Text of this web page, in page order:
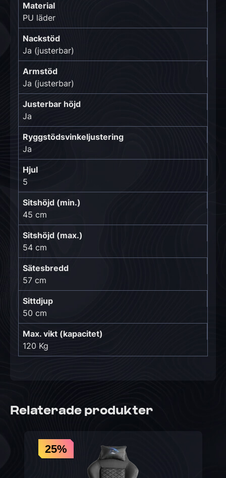
Material
PU läder
Nackstöd
Ja (justerbar)
Armstöd
Ja (justerbar)
Justerbar höjd
Ja
Ryggstödsvinkeljustering
Ja
Hjul
5
Sitshöjd (min.)
45 cm
Sitshöjd (max.)
54 cm
Sätesbredd
57 cm
Sittdjup
50 cm
Max. vikt (kapacitet)
120 Kg
Relaterade produkter
25%